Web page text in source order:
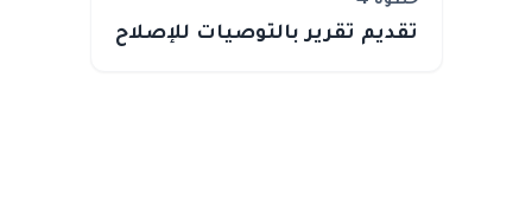
تقديم تقرير بالتوصيات للإصلاح